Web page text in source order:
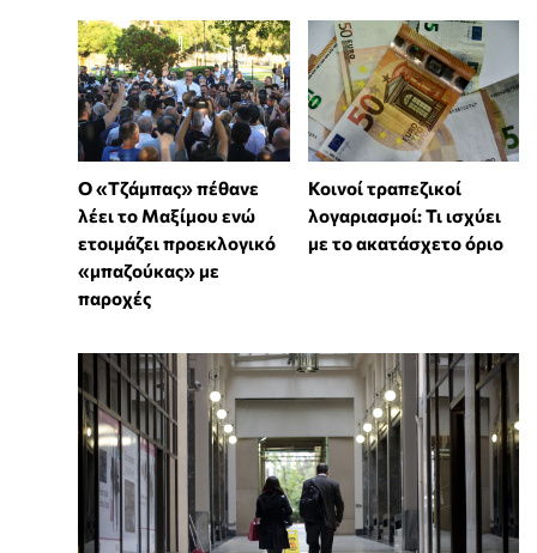
Ο «Τζάμπας» πέθανε
λέει το Μαξίμου ενώ
ετοιμάζει προεκλογικό
«μπαζούκας» με
παροχές
Κοινοί τραπεζικοί
λογαριασμοί: Τι ισχύει
με το ακατάσχετο όριο